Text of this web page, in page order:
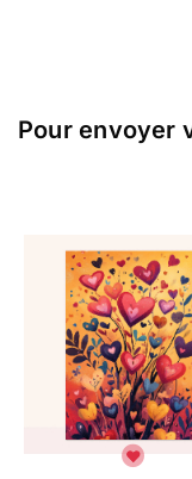
Pour envoyer